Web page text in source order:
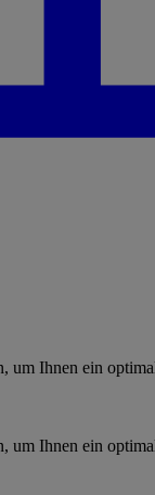
Ihnen ein
Ihnen ein